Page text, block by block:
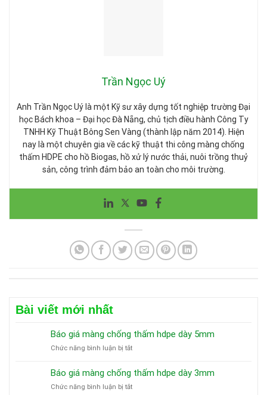
Trần Ngọc Uý
Anh Trần Ngọc Uý là một Kỹ sư xây dựng tốt nghiệp trường Đại
học Bách khoa – Đại học Đà Nẵng, chủ tịch điều hành Công Ty
TNHH Kỹ Thuật Bông Sen Vàng (thành lập năm 2014). Hiện
nay là một chuyên gia về các kỹ thuật thi công màng chống
thấm HDPE cho hồ Biogas, hồ xử lý nước thải, nuôi trồng thuỷ
sản, công trình đảm bảo an toàn cho môi trường.
Bài viết mới nhất
Báo giá màng chống thấm hdpe dày 5mm
Chức năng bình luận bị tắtở
giá
màng
chống
Báo giá màng chống thấm hdpe dày 3mm
Chức năng bình luận bị tắtở